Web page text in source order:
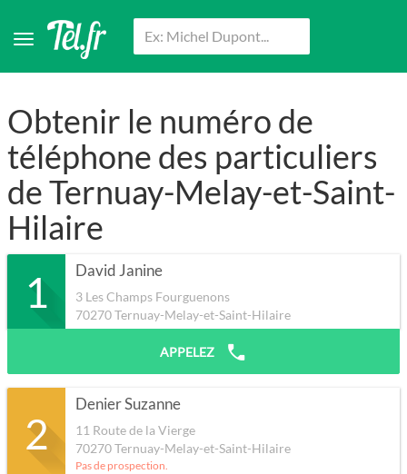
Obtenir le numéro de
téléphone des particuliers
de Ternuay-Melay-et-Saint-
Hilaire
1 David Janine
3 Les Champs Fourguenons
70270Ternuay-Melay-et-Saint-Hilaire
APPELEZ
2
Denier Suzanne
11 Route de la Vierge
70270Ternuay-Melay-et-Saint-Hilaire
Pas de prospection.